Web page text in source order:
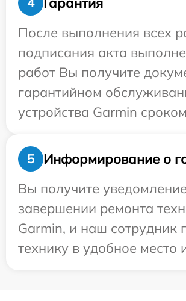
После выполнения всех
подписания акта
работ Вы получите
гарантийном
устройства Garmin
5
Информирование о
Вы получите
завершении ремонта
Garmin, и наш сотрудник
технику в удобное место